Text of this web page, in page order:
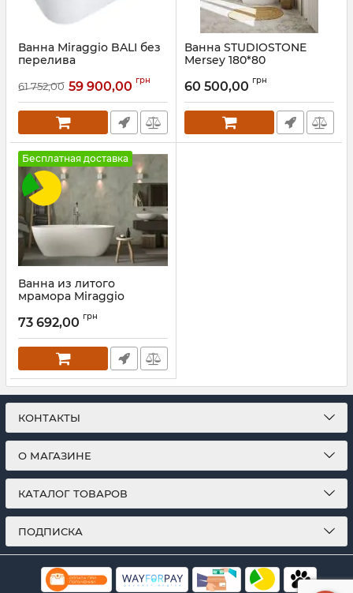
Ванна Miraggio BALI без
перелива
61 752,00 59 900,00 грн
Ванна STUDIOSTONE
Mersey 180*80
60 500,00 грн
Бесплатная доставка
Ванна из литого
мрамора Miraggio
Артикул:0000267
73 692,00 грн
КОНТАКТЫ
О МАГАЗИНЕ
КАТАЛОГ ТОВАРОВ
ПОДПИСКА